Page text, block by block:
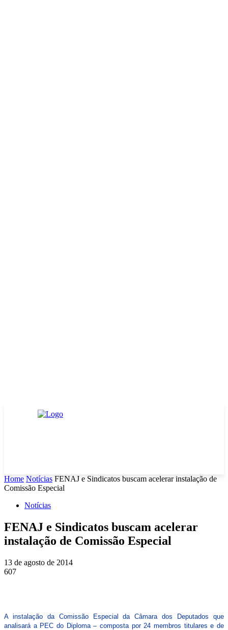
Home Notícias FENAJ e Sindicatos buscam acelerar instalação de
Comissão Especial
Notícias
FENAJ e Sindicatos buscam acelerar
instalação de Comissão Especial
13 de agosto de 2014
607
A instalação da Comissão Especial da Câmara dos Deputados que
analisará a PEC do Diploma – composta por 24 membros titulares e de